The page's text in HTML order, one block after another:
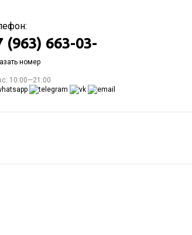
(963) 663-03-
номер
10:00—21:00